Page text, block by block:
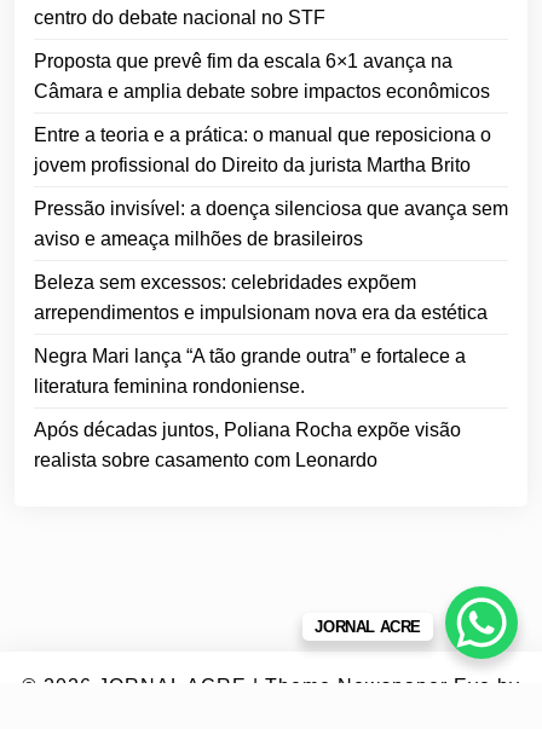
centro do debate nacional no STF
Proposta que prevê fim da escala 6×1 avança na
Câmara e amplia debate sobre impactos econômicos
Entre a teoria e a prática: o manual que reposiciona o
jovem profissional do Direito da jurista Martha Brito
Pressão invisível: a doença silenciosa que avança sem
aviso e ameaça milhões de brasileiros
Beleza sem excessos: celebridades expõem
arrependimentos e impulsionam nova era da estética
Negra Mari lança “A tão grande outra” e fortalece a
literatura feminina rondoniense.
Após décadas juntos, Poliana Rocha expõe visão
realista sobre casamento com Leonardo
© 2026 JORNAL ACRE | Theme Newspaper Eye by
JORNAL ACRE